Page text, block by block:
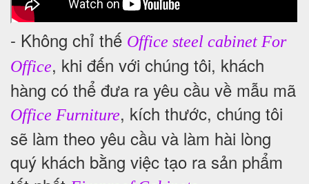
- Không chỉ thế Office steel cabinet For
Office, khi đến với chúng tôi, khách
hàng có thể đưa ra yêu cầu về mẫu mã
Office Furniture, kích thước, chúng tôi
sẽ làm theo yêu cầu và làm hài lòng
quý khách bằng việc tạo ra sản phẩm